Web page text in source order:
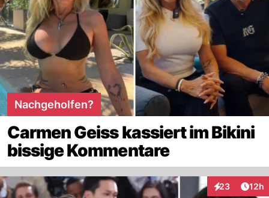
Nachgeholfen?
Carmen Geiss kassiert im Bikini
bissige Kommentare
23
Interaktionen
12h